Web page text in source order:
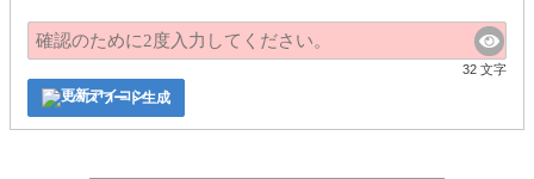
32 文字
パスワード生成